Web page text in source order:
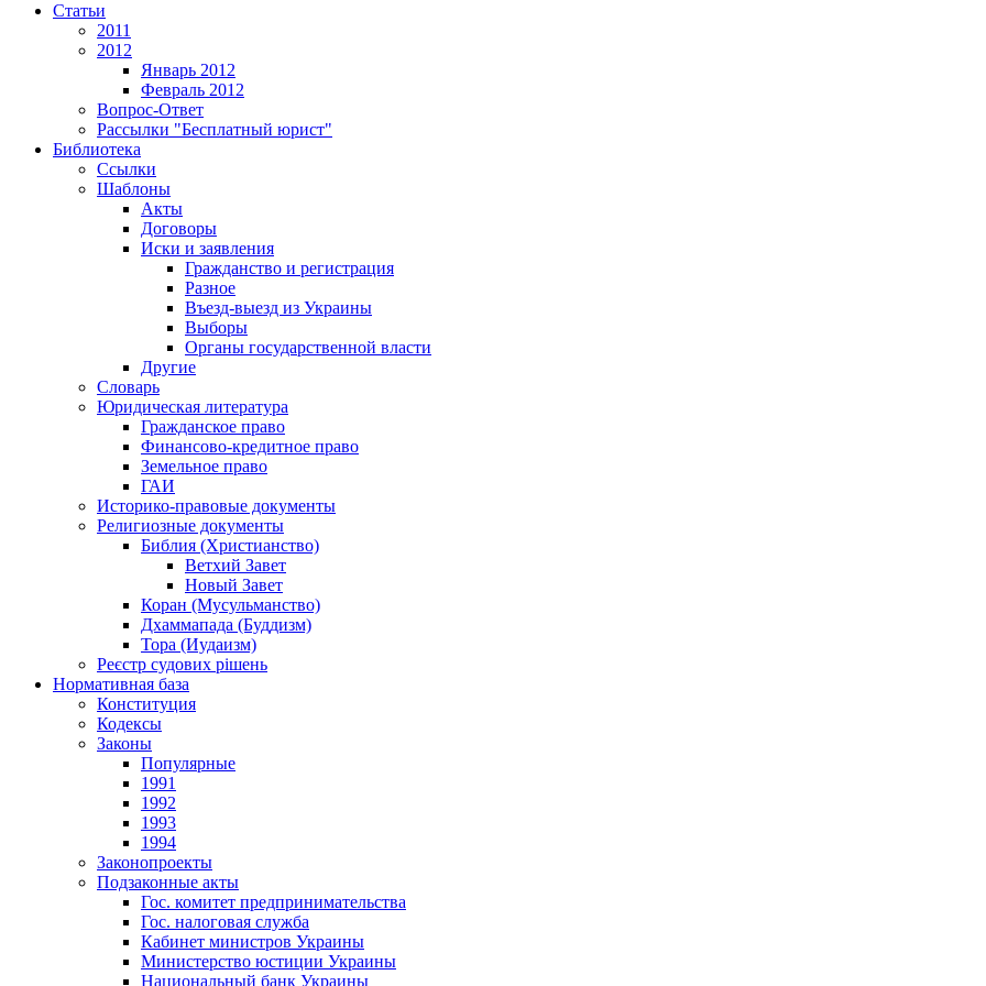
Статьи
2011
2012
Январь 2012
Февраль 2012
Вопрос-Ответ
Рассылки "Бесплатный юрист"
Библиотека
Ссылки
Шаблоны
Акты
Договоры
Иски и заявления
Гражданство и регистрация
Разное
Въезд-выезд из Украины
Выборы
Органы государственной власти
Другие
Словарь
Юридическая литература
Гражданское право
Финансово-кредитное право
Земельное право
ГАИ
Историко-правовые документы
Религиозные документы
Библия (Христианство)
Ветхий Завет
Новый Завет
Коран (Мусульманство)
Дхаммапада (Буддизм)
Тора (Иудаизм)
Реєстр судових рішень
Нормативная база
Конституция
Кодексы
Законы
Популярные
1991
1992
1993
1994
Законопроекты
Подзаконные акты
Гос. комитет предпринимательства
Гос. налоговая служба
Кабинет министров Украины
Министерство юстиции Украины
Национальный банк Украины